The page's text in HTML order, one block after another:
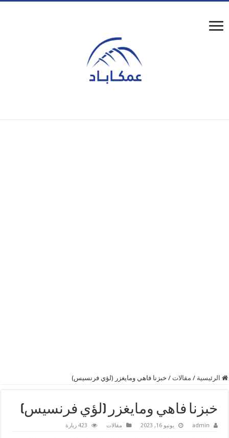
الرئيسية / مقالات / خبزنا فاهي ومايغزر (لؤي فرنسيس)
خبزنا فاهي ومايغزر (لؤي فرنسيس)
admin يونيو 16, 2023 مقالات 423 زيارة